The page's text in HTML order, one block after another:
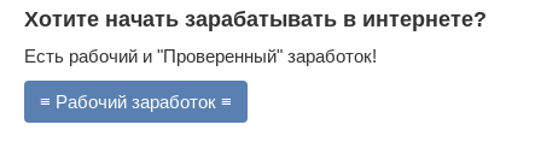
Хотите начать зарабатывать в интернете?
Есть рабочий и "Проверенный" заработок!
≡ Рабочий заработок ≡